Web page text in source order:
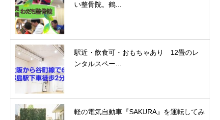
い整骨院。鶴...
駅近・飲食可・おもちゃあり 12畳のレ
ンタルスペー...
軽の電気自動車『SAKURA』を運転してみ